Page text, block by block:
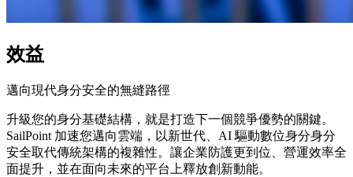
效益
邁向現代身分安全的無縫路徑
升級您的身分基礎結構，就是打造下一個競爭優勢的關鍵。
SailPoint 加速您邁向雲端，以新世代、AI 驅動數位身分身分
安全取代傳統架構的複雜性。讓企業防護更到位、營運效率全
面提升，並在面向未來的平台上釋放創新動能。